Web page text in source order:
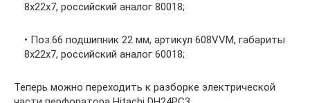
8x22x7, российский аналог 80018;
• Поз.66 подшипник 22 мм, артикул 608VVM, габариты
8x22x7, российский аналог 60018;
Теперь можно переходить к разборке электрической